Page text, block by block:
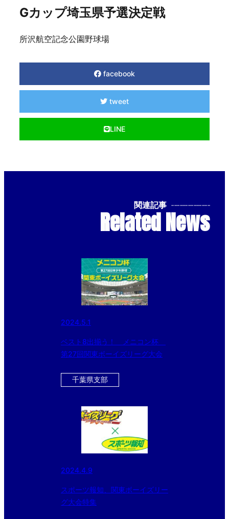
Gカップ埼玉県予選決定戦
所沢航空記念公園野球場
facebook
tweet
LINE
関連記事 --------------
Related News
2024.5.1
ベスト8出揃う！ メニコン杯
第27回関東ボーイズリーグ大会
千葉県支部
2024.4.9
スポーツ報知、関東ボーイズリー
グ大会特集